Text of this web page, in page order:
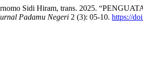
Sidi Hiram, trans. 2025.
Padamu Negeri 2 (3): 05-10. https://